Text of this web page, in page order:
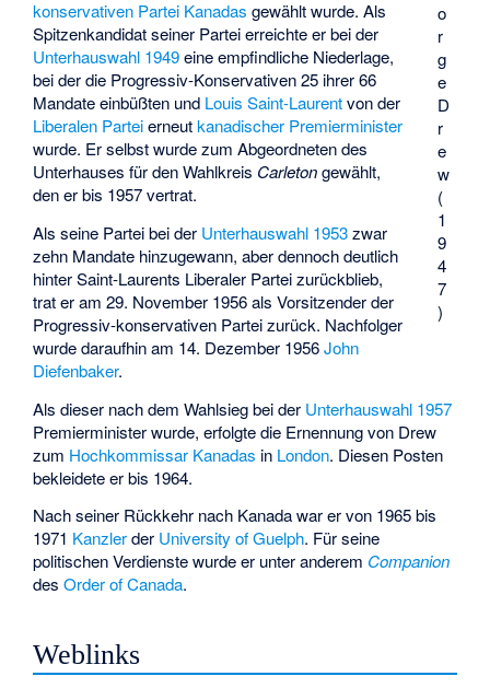
o
r
g
e
D
r
e
w
(
1
9
4
7
)
konservativen Partei Kanadas gewählt wurde. Als
Spitzenkandidat seiner Partei erreichte er bei der
Unterhauswahl 1949eine empfindliche Niederlage,
bei der die Progressiv-Konservativen 25 ihrer 66
Mandate einbüßten und Louis Saint-Laurentvon der
Liberalen Parteierneutkanadischer Premierminister
wurde. Er selbst wurde zum Abgeordneten des
Unterhauses für den Wahlkreis Carletongewählt,
den er bis 1957 vertrat.
Als seine Partei bei der Unterhauswahl 1953zwar
zehn Mandate hinzugewann, aber dennoch deutlich
hinter Saint-Laurents Liberaler Partei zurückblieb,
trat er am 29. November 1956 als Vorsitzender der
Progressiv-konservativen Partei zurück. Nachfolger
wurde daraufhin am 14. Dezember 1956John
Diefenbaker.
Als dieser nach dem Wahlsieg bei der Unterhauswahl 1957
Premierminister wurde, erfolgte die Ernennung von Drew
zum Hochkommissar Kanadas in London. Diesen Posten
bekleidete er bis 1964.
Nach seiner Rückkehr nach Kanada war er von 1965 bis
1971 Kanzlerder University of Guelph. Für seine
politischen Verdienste wurde er unter anderem Companion
desOrder of Canada.
Weblinks